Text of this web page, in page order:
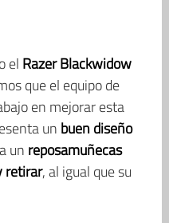
el Razer Blackwidow
que el equipo de
en mejorar esta
un buen diseño
un reposamuñecas
retirar, al igual que su